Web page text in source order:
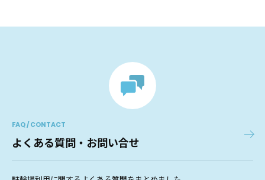
FAQ / CONTACT
よくある質問・お問い合せ